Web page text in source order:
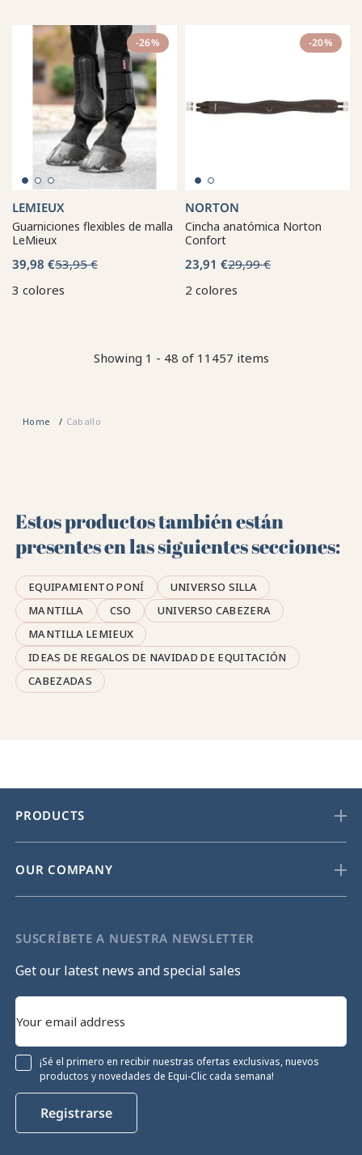
-26%
LEMIEUX
Guarniciones flexibles de malla
LeMieux
39,98 €53,95 €
3 colores
-20%
NORTON
Cincha anatómica Norton
Confort
23,91 €29,99 €
2 colores
Showing 1 - 48 of 11457 items
Home Caballo
Estos productos también están
presentes en las siguientes secciones:
EQUIPAMIENTO PONÍ
UNIVERSO SILLA
MANTILLA
CSO
UNIVERSO CABEZERA
MANTILLA LEMIEUX
IDEAS DE REGALOS DE NAVIDAD DE EQUITACIÓN
CABEZADAS
PRODUCTS
OUR COMPANY
SUSCRÍBETE A NUESTRA NEWSLETTER
Get our latest news and special sales
¡Sé el primero en recibir nuestras ofertas exclusivas, nuevos
productos y novedades de Equi-Clic cada semana!
Registrarse